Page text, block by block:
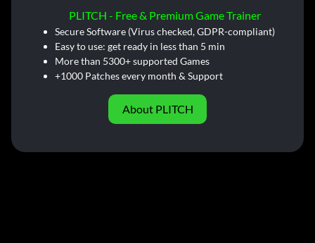
PLITCH - Free & Premium Game Trainer
Secure Software (Virus checked, GDPR-compliant)
Easy to use: get ready in less than 5 min
More than 5300+ supported Games
+1000 Patches every month & Support
About PLITCH